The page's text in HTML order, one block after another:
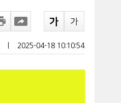
2025-04-18 10:10:54